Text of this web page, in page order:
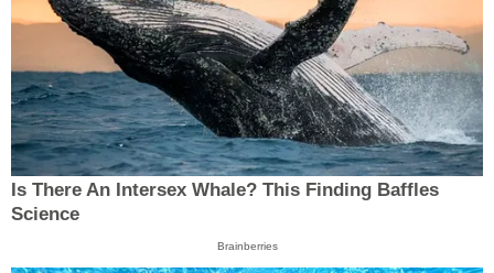
Is There An Intersex Whale? This Finding Baffles
Science
Brainberries